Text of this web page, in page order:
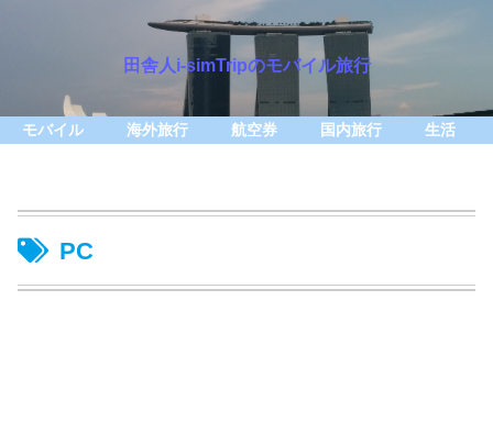
田舎人i-simTripのモバイル旅行
モバイル 海外旅行 航空券 国内旅行 生活
PC